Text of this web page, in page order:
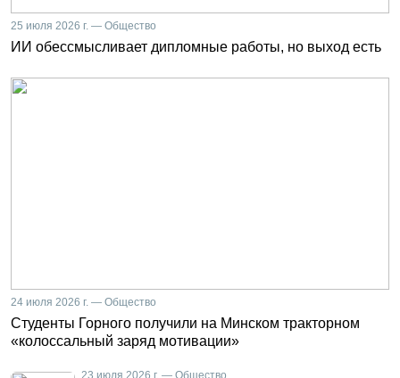
25 июля 2026 г. — Общество
ИИ обессмысливает дипломные работы, но выход есть
24 июля 2026 г. — Общество
Студенты Горного получили на Минском тракторном
«колоссальный заряд мотивации»
23 июля 2026 г. — Общество